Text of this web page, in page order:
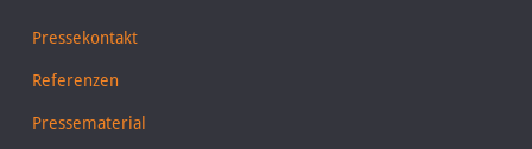
Pressekontakt
Referenzen
Pressematerial